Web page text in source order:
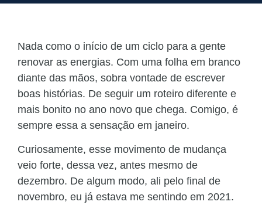
Nada como o início de um ciclo para a gente
renovar as energias. Com uma folha em branco
diante das mãos, sobra vontade de escrever
boas histórias. De seguir um roteiro diferente e
mais bonito no ano novo que chega. Comigo, é
sempre essa a sensação em janeiro.
Curiosamente, esse movimento de mudança
veio forte, dessa vez, antes mesmo de
dezembro. De algum modo, ali pelo final de
novembro, eu já estava me sentindo em 2021.